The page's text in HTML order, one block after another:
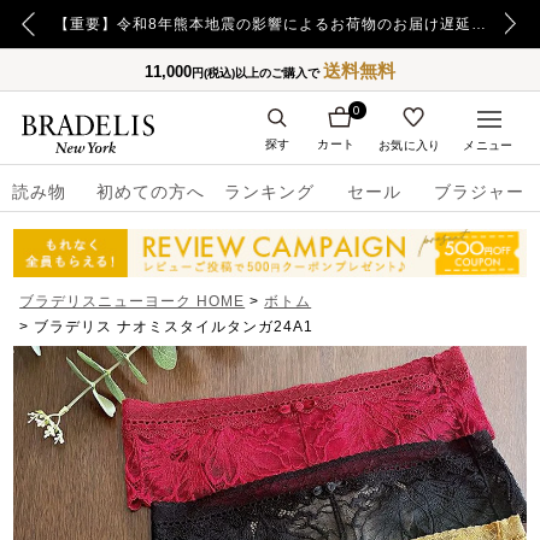
【重要】令和8年熊本地震の影響によるお荷物のお届け遅延について
11,000円(税込)以上のご購入で送料無料
読み物 初めての方へ ランキング セール ブラジャー
カート
0
お気に入り
探す メニュー
ブラデリスニューヨーク HOME
ボトム
ブラデリス ナオミスタイルタンガ24A1